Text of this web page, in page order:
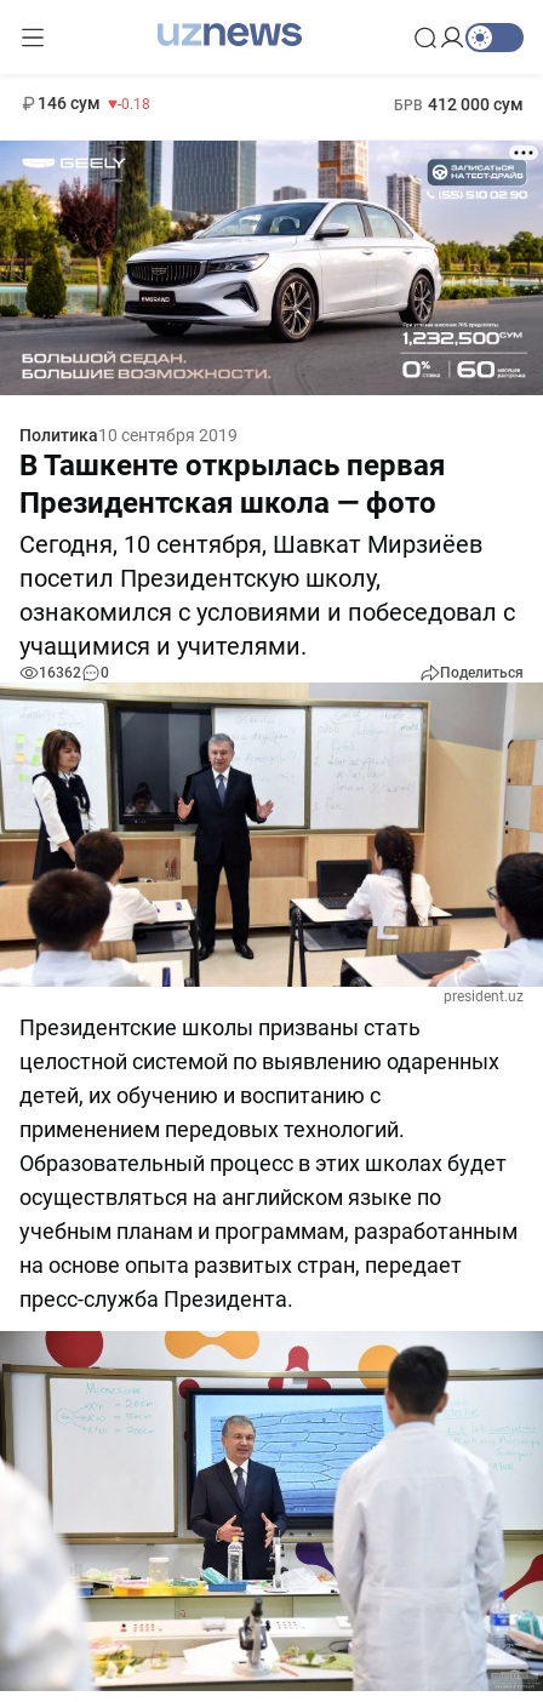
11 916 сум 28.92 МРОТ 1 271 000 сум
Политика10 сентября 2019
В Ташкенте открылась первая
Президентская школа — фото
Сегодня, 10 сентября, Шавкат Мирзиёев
посетил Президентскую школу,
ознакомился с условиями и побеседовал с
учащимися и учителями.
16362 0 Поделиться
president.uz
Президентские школы призваны стать
целостной системой по выявлению одаренных
детей, их обучению и воспитанию с
применением передовых технологий.
Образовательный процесс в этих школах будет
осуществляться на английском языке по
учебным планам и программам, разработанным
на основе опыта развитых стран, передает
пресс-служба Президента.